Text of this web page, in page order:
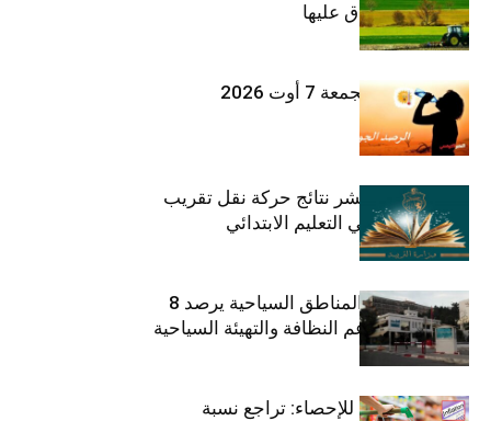
الخاصة المصادق عليها
طقس اليوم الجمعة 7 أوت 2026
وزارة التربية تنشر نتائج حركة نقل تقريب
الأزواج لمدرّسي التعليم الابتدائي
صندوق حماية المناطق السياحية يرصد 8
مليون دينار لدعم النظافة والتهيئة السياحية
المعهد الوطني للإحصاء: تراجع نسبة